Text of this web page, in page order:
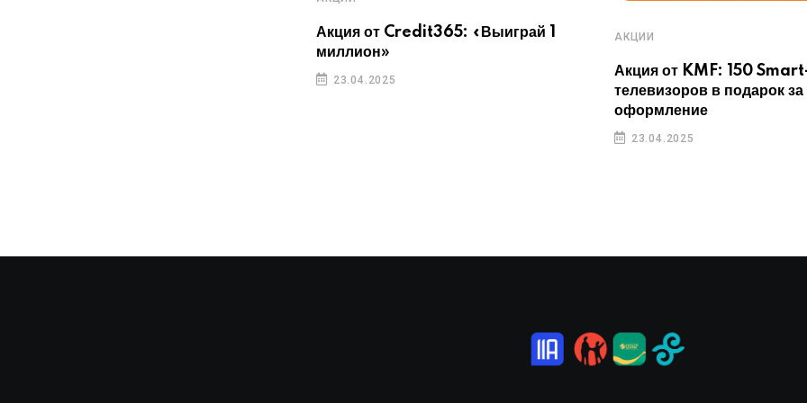
Акция от Credit365: «Выиграй 1
миллион»
23.04.2025
АКЦИИ
Акция от KMF: 150
телевизоров в подарок за
оформление
23.04.2025